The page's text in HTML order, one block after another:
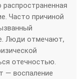
Часто причиной
Люди отмечают,
отечностью.
— воспаление